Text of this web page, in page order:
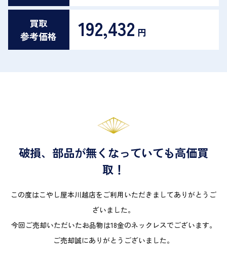
買取
参考価格
192,432 円
破損、部品が無くなっていても高価買
取！
この度はこやし屋本川越店をご利用いただきましてありがとうご
ざいました。
今回ご売却いただいたお品物は18金のネックレスでございます。
ご売却誠にありがとうございました。